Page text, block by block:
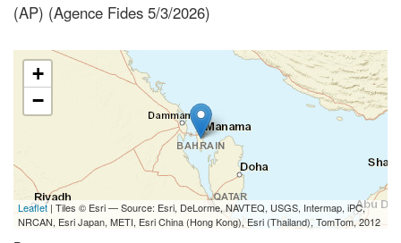
(AP) (Agence Fides 5/3/2026)
+
−
Leaflet| Tiles © Esri — Source: Esri, DeLorme, NAVTEQ, USGS, Intermap, iPC,
NRCAN, Esri Japan, METI, Esri China (Hong Kong), Esri (Thailand), TomTom, 2012